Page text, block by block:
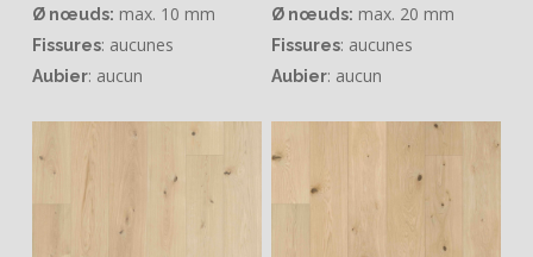
Ø nœuds: max. 10 mm
Fissures: aucunes
Aubier: aucun
Ø nœuds: max. 20 mm
Fissures: aucunes
Aubier: aucun